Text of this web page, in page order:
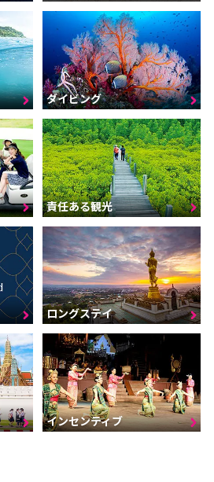
ダイビング
責任ある観光
ロングステイ
インセンティブ